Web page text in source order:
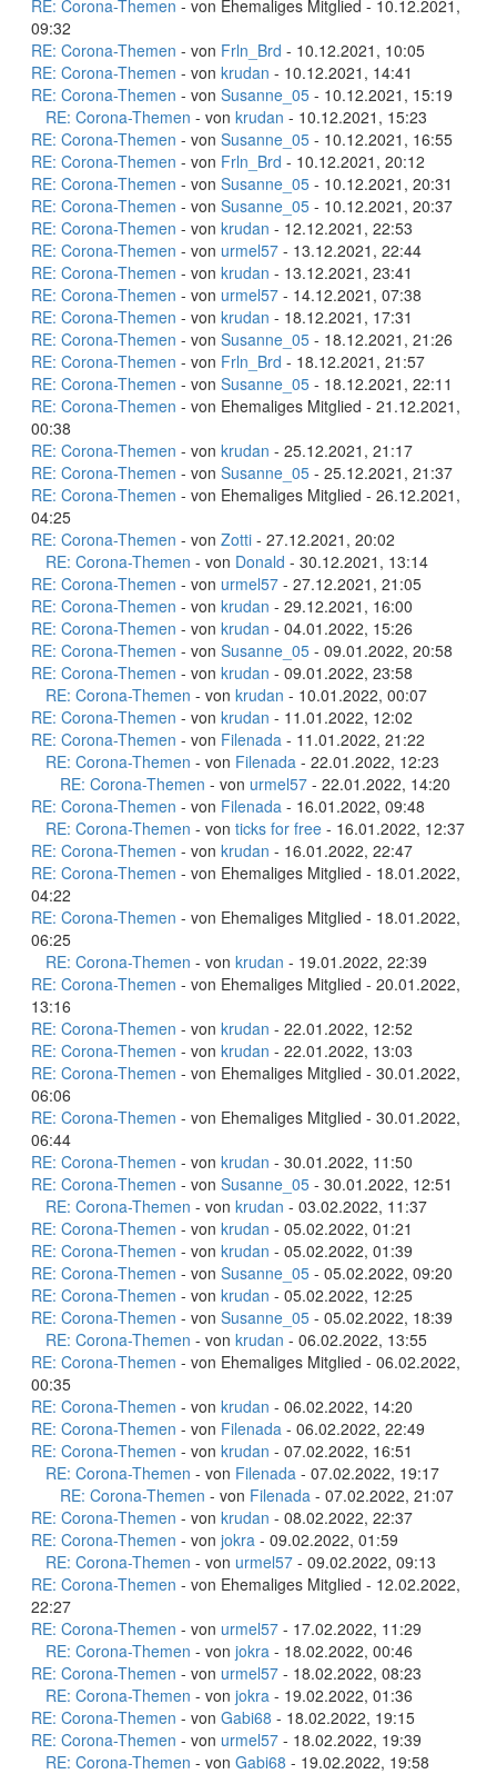
RE: Corona-Themen - von Ehemaliges Mitglied - 10.12.2021,
09:32
RE: Corona-Themen - von Frln_Brd - 10.12.2021, 10:05
RE: Corona-Themen - von krudan - 10.12.2021, 14:41
RE: Corona-Themen - von Susanne_05 - 10.12.2021, 15:19
RE: Corona-Themen - von krudan - 10.12.2021, 15:23
RE: Corona-Themen - von Susanne_05 - 10.12.2021, 16:55
RE: Corona-Themen - von Frln_Brd - 10.12.2021, 20:12
RE: Corona-Themen - von Susanne_05 - 10.12.2021, 20:31
RE: Corona-Themen - von Susanne_05 - 10.12.2021, 20:37
RE: Corona-Themen - von krudan - 12.12.2021, 22:53
RE: Corona-Themen - von urmel57 - 13.12.2021, 22:44
RE: Corona-Themen - von krudan - 13.12.2021, 23:41
RE: Corona-Themen - von urmel57 - 14.12.2021, 07:38
RE: Corona-Themen - von krudan - 18.12.2021, 17:31
RE: Corona-Themen - von Susanne_05 - 18.12.2021, 21:26
RE: Corona-Themen - von Frln_Brd - 18.12.2021, 21:57
RE: Corona-Themen - von Susanne_05 - 18.12.2021, 22:11
RE: Corona-Themen - von Ehemaliges Mitglied - 21.12.2021,
00:38
RE: Corona-Themen - von krudan - 25.12.2021, 21:17
RE: Corona-Themen - von Susanne_05 - 25.12.2021, 21:37
RE: Corona-Themen - von Ehemaliges Mitglied - 26.12.2021,
04:25
RE: Corona-Themen - von Zotti - 27.12.2021, 20:02
RE: Corona-Themen - von Donald - 30.12.2021, 13:14
RE: Corona-Themen - von urmel57 - 27.12.2021, 21:05
RE: Corona-Themen - von krudan - 29.12.2021, 16:00
RE: Corona-Themen - von krudan - 04.01.2022, 15:26
RE: Corona-Themen - von Susanne_05 - 09.01.2022, 20:58
RE: Corona-Themen - von krudan - 09.01.2022, 23:58
RE: Corona-Themen - von krudan - 10.01.2022, 00:07
RE: Corona-Themen - von krudan - 11.01.2022, 12:02
RE: Corona-Themen - von Filenada - 11.01.2022, 21:22
RE: Corona-Themen - von Filenada - 22.01.2022, 12:23
RE: Corona-Themen - von urmel57 - 22.01.2022, 14:20
RE: Corona-Themen - von Filenada - 16.01.2022, 09:48
RE: Corona-Themen - von ticks for free - 16.01.2022, 12:37
RE: Corona-Themen - von krudan - 16.01.2022, 22:47
RE: Corona-Themen - von Ehemaliges Mitglied - 18.01.2022,
04:22
RE: Corona-Themen - von Ehemaliges Mitglied - 18.01.2022,
06:25
RE: Corona-Themen - von krudan - 19.01.2022, 22:39
RE: Corona-Themen - von Ehemaliges Mitglied - 20.01.2022,
13:16
RE: Corona-Themen - von krudan - 22.01.2022, 12:52
RE: Corona-Themen - von krudan - 22.01.2022, 13:03
RE: Corona-Themen - von Ehemaliges Mitglied - 30.01.2022,
06:06
RE: Corona-Themen - von Ehemaliges Mitglied - 30.01.2022,
06:44
RE: Corona-Themen - von krudan - 30.01.2022, 11:50
RE: Corona-Themen - von Susanne_05 - 30.01.2022, 12:51
RE: Corona-Themen - von krudan - 03.02.2022, 11:37
RE: Corona-Themen - von krudan - 05.02.2022, 01:21
RE: Corona-Themen - von krudan - 05.02.2022, 01:39
RE: Corona-Themen - von Susanne_05 - 05.02.2022, 09:20
RE: Corona-Themen - von krudan - 05.02.2022, 12:25
RE: Corona-Themen - von Susanne_05 - 05.02.2022, 18:39
RE: Corona-Themen - von krudan - 06.02.2022, 13:55
RE: Corona-Themen - von Ehemaliges Mitglied - 06.02.2022,
00:35
RE: Corona-Themen - von krudan - 06.02.2022, 14:20
RE: Corona-Themen - von Filenada - 06.02.2022, 22:49
RE: Corona-Themen - von krudan - 07.02.2022, 16:51
RE: Corona-Themen - von Filenada - 07.02.2022, 19:17
RE: Corona-Themen - von Filenada - 07.02.2022, 21:07
RE: Corona-Themen - von krudan - 08.02.2022, 22:37
RE: Corona-Themen - von jokra - 09.02.2022, 01:59
RE: Corona-Themen - von urmel57 - 09.02.2022, 09:13
RE: Corona-Themen - von Ehemaliges Mitglied - 12.02.2022,
22:27
RE: Corona-Themen - von urmel57 - 17.02.2022, 11:29
RE: Corona-Themen - von jokra - 18.02.2022, 00:46
RE: Corona-Themen - von urmel57 - 18.02.2022, 08:23
RE: Corona-Themen - von jokra - 19.02.2022, 01:36
RE: Corona-Themen - von Gabi68 - 18.02.2022, 19:15
RE: Corona-Themen - von urmel57 - 18.02.2022, 19:39
RE: Corona-Themen - von Gabi68 - 19.02.2022, 19:58